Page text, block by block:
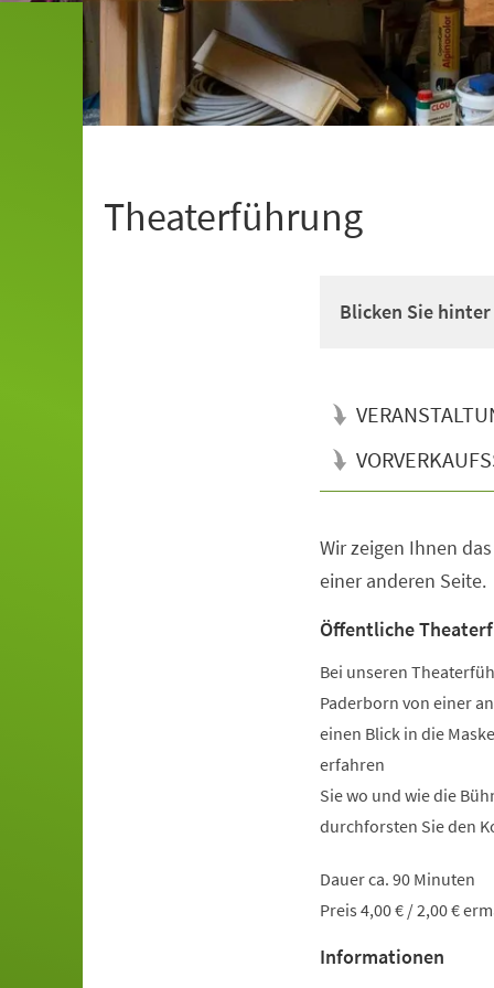
Theaterführung
Blicken Sie
Wir zeigen Ihnen
einer anderen Seite.
Öffentliche
Bei unseren
Paderborn von einer
einen Blick in die
erfahren
Sie wo und wie die
durchforsten Sie den
Dauer ca. 90 Minuten
Preis 4,00 € / 2,00 €
Informationen